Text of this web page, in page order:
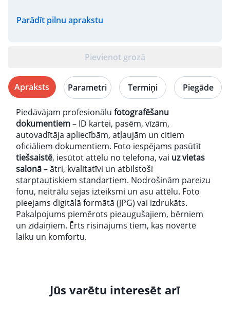
Parādīt pilnu aprakstu
Pievienot grozā
Apraksts Parametri Termiņi Piegāde
Piedāvājam profesionālu fotografēšanu
dokumentiem– ID kartei, pasēm, vīzām,
autovadītāja apliecībām, atļaujām un citiem
oficiāliem dokumentiem. Foto iespējams pasūtīt
tiešsaistē, iesūtot attēlu no telefona, vai uz vietas
salonā– ātri, kvalitatīvi un atbilstoši
starptautiskiem standartiem. Nodrošinām pareizu
fonu, neitrālu sejas izteiksmi un asu attēlu. Foto
pieejams digitālā formātā (JPG) vai izdrukāts.
Pakalpojums piemērots pieaugušajiem, bērniem
un zīdaiņiem. Ērts risinājums tiem, kas novērtē
laiku un komfortu.
Jūs varētu interesēt arī